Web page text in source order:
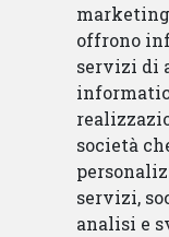
offrono
servizi di
società
servizi,
analisi e